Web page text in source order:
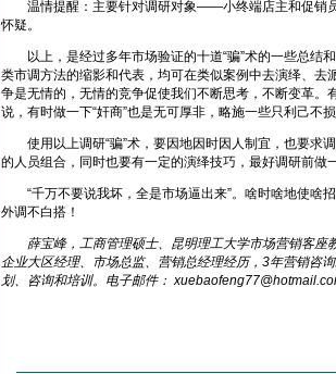
温情提醒：主要针对调研对象――小终端店主和促销员
怀疑。
以上，是经过多年市场验证的十道“骗”术的一些总结
类市调方法的缩影和代表，均可在类似案例中去演绎、
争是无情的，无情的竞争促使我们不断思考，不断变革
说，有时做一下“奸商”也是无可厚非，略施一些只利己不
使用以上调研“骗”术，要因地因时因人制宜，也要求
的人员组合，同时也要有一定的演绎技巧，最好调研前做
“千万不要说我坏，全是市场逼出来”。啥时啥地使啥
外调不白搭！
薛宝峰，工商管理硕士、昆明理工大学市场营销客座
企业大区经理、市场总监、营销总经理经历，3年营销咨
划、咨询和培训。电子邮件： xuebaofeng77@hotmail